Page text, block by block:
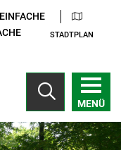
EINFACHE
STADTPLAN
MENÜ